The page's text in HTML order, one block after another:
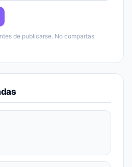
de publicarse. No compartas